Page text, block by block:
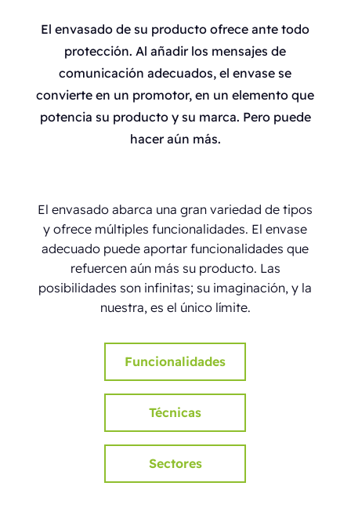
El envasado de su producto ofrece ante todo
protección. Al añadir los mensajes de
comunicación adecuados, el envase se
convierte en un promotor, en un elemento que
potencia su producto y su marca. Pero puede
hacer aún más.
El envasado abarca una gran variedad de tipos
y ofrece múltiples funcionalidades. El envase
adecuado puede aportar funcionalidades que
refuercen aún más su producto. Las
posibilidades son infinitas; su imaginación, y la
nuestra, es el único límite.
Funcionalidades
Técnicas
Sectores